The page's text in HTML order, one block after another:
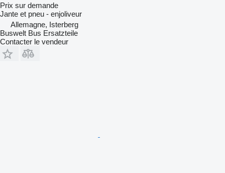
Prix sur demande
Jante et pneu - enjoliveur
Allemagne, Isterberg
Buswelt Bus Ersatzteile
Contacter le vendeur